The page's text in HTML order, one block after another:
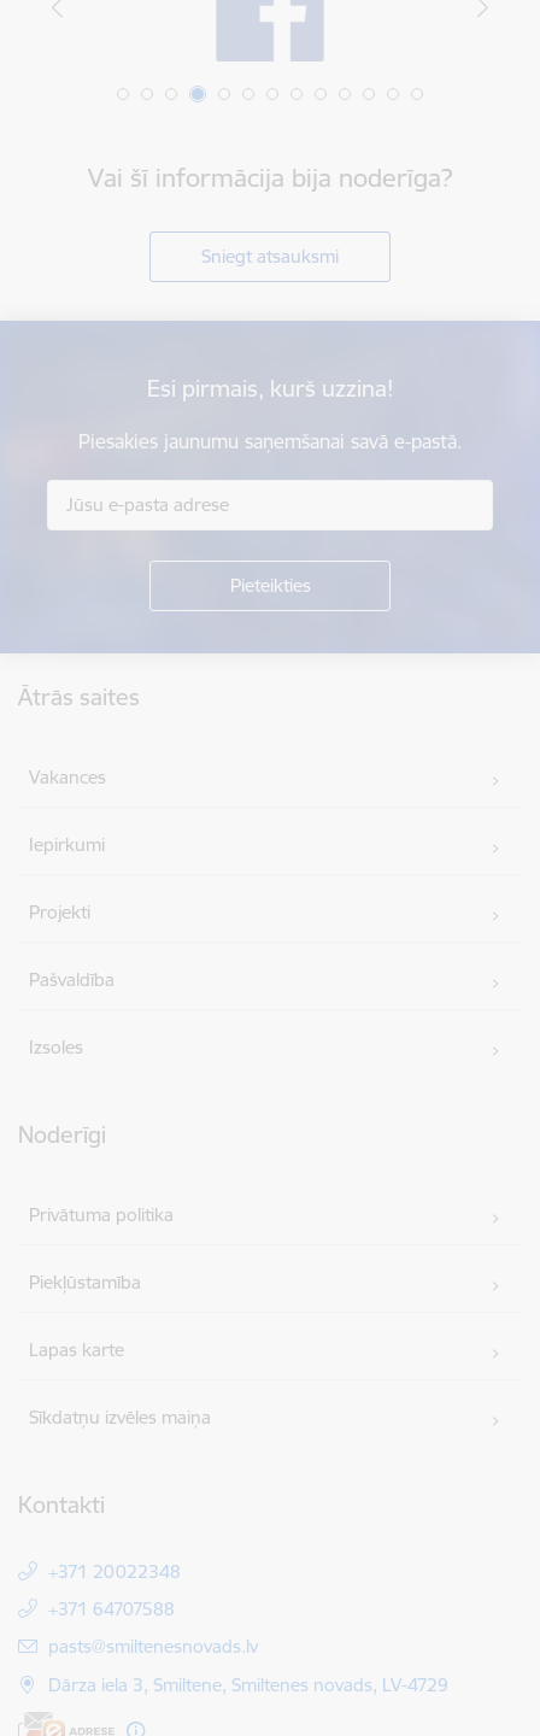
Vai šī informācija bija noderīga?
Sniegt atsauksmi
Esi pirmais, kurš uzzina!
Piesakies jaunumu saņemšanai savā e-pastā.
Ātrās saites
Vakances
Iepirkumi
Projekti
Pašvaldība
Izsoles
Noderīgi
Privātuma politika
Piekļūstamība
Lapas karte
Sīkdatņu izvēles maiņa
Kontakti
+371 20022348
+371 64707588
E-pasts:
pasts@smiltenesnovads.lv
Dārza iela 3, Smiltene, Smiltenes novads, LV-4729